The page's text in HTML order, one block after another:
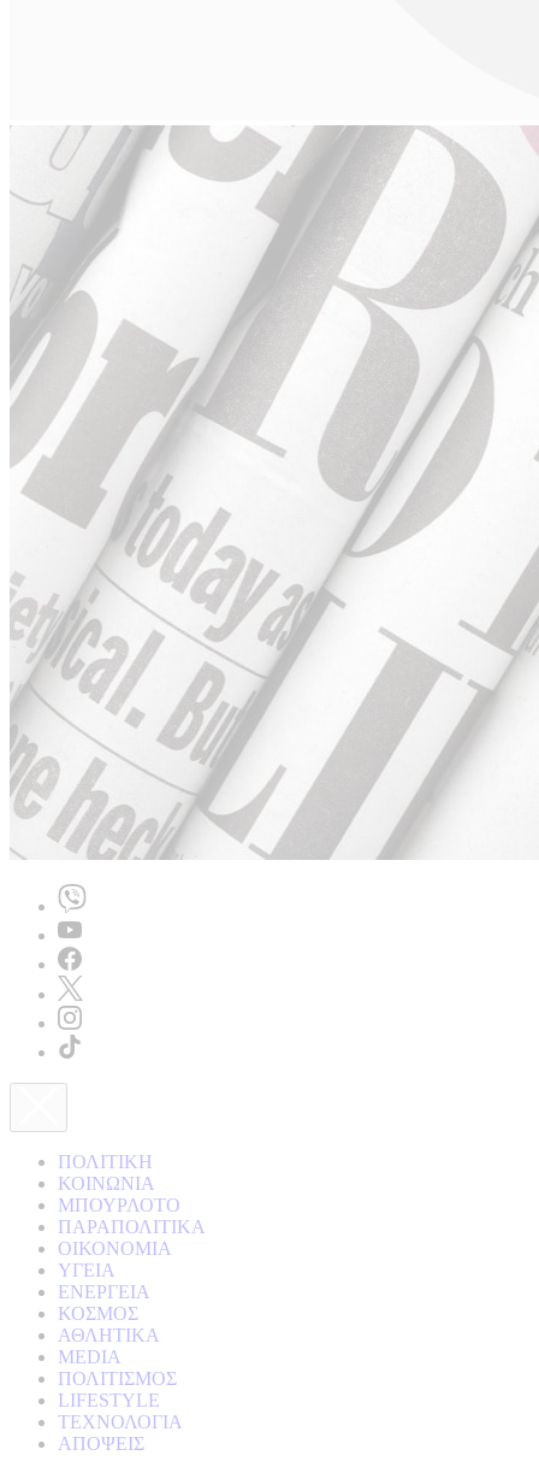
ΠΟΛΙΤΙΚΗ
ΚΟΙΝΩΝΙΑ
ΜΠΟΥΡΛΟΤΟ
ΠΑΡΑΠΟΛΙΤΙΚΑ
ΟΙΚΟΝΟΜΙΑ
ΥΓΕΙΑ
ΕΝΕΡΓΕΙΑ
ΚΟΣΜΟΣ
ΑΘΛΗΤΙΚΑ
MEDIA
ΠΟΛΙΤΙΣΜΟΣ
LIFESTYLE
ΤΕΧΝΟΛΟΓΙΑ
ΑΠΟΨΕΙΣ